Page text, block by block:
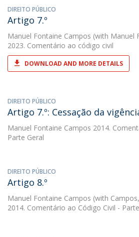
DIREITO PÚBLICO
Artigo 7.º
Manuel Fontaine Campos (with Manuel
2023. Comentário ao código civil
DOWNLOAD AND MORE DETAILS
DIREITO PÚBLICO
Artigo 7.º: Cessação da
Manuel Fontaine Campos 2014.
Parte Geral
DIREITO PÚBLICO
Artigo 8.º
Manuel Fontaine Campos (with
2014. Comentário ao Código Civil -